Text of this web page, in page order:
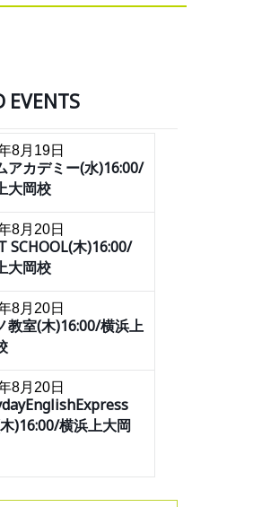
EVENTS
8月19日
アカデミー(水)16:00/
大岡校
8月20日
SCHOOL(木)16:00/
大岡校
8月20日
教室(木)16:00/横浜上
8月20日
)16:00/横浜上大岡